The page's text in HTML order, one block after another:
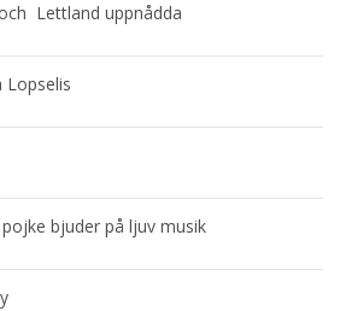
Lettland uppnådda
bjuder på ljuv musik